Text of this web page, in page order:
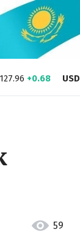
127.96 +0.68 USD
59